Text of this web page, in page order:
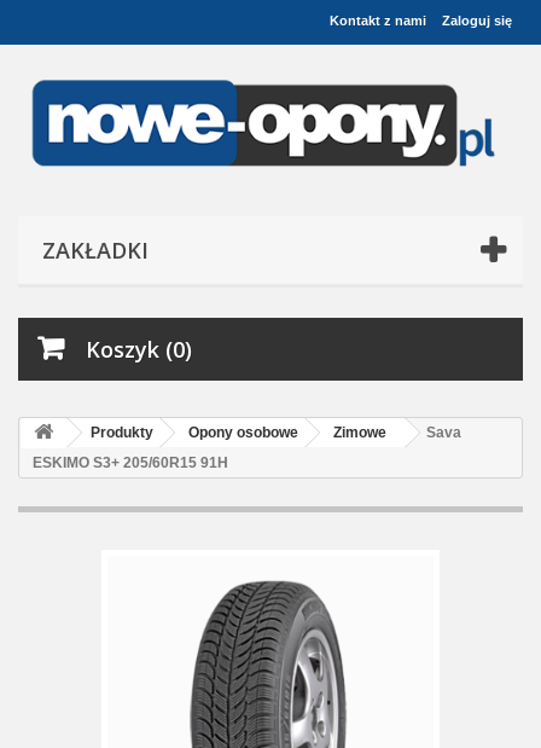
Zaloguj się
Kontakt z nami
ZAKŁADKI
Koszyk (0)
Produkty Opony osobowe Zimowe
Sava
ESKIMO S3+ 205/60R15 91H